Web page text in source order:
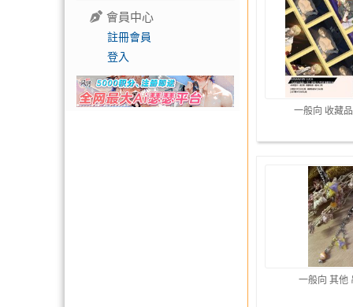
會員中心
註冊會員
登入
一般向 收藏
一般向 其他